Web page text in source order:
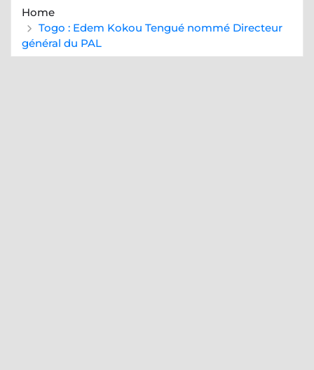
Home
Togo : Edem Kokou Tengué nommé Directeur
général du PAL